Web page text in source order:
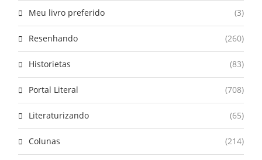
Meu livro preferido (3)
Resenhando (260)
Historietas (83)
Portal Literal (708)
Literaturizando (65)
Colunas (214)